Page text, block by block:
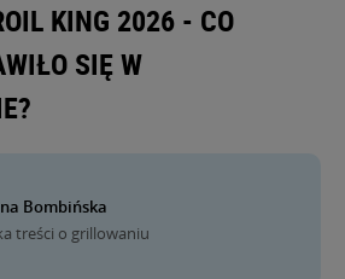
DO GRILLOWANIA
WSPARCIE
KING 2026 - CO
SIĘ W
Bombińska
treści o grillowaniu